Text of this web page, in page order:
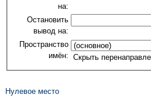
на:
Остановить
вывод на:
Пространство
имён: Скрыть
Нулевое место